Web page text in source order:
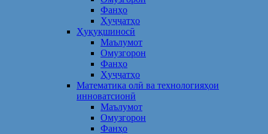
Фанҳо
Ҳуҷҷатҳо
Ҳуқуқшиносӣ
Маълумот
Омузгорон
Фанҳо
Ҳуҷҷатҳо
Математика олӣ ва технологияҳои
инноватсионӣ
Маълумот
Омузгорон
Фанҳо